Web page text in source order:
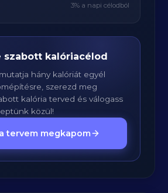
3% a napi célodból
szabott kalóriacélod
hány kalóriát egyél
szerezd meg
kalória terved és válogass
közül!
tervem megkapom